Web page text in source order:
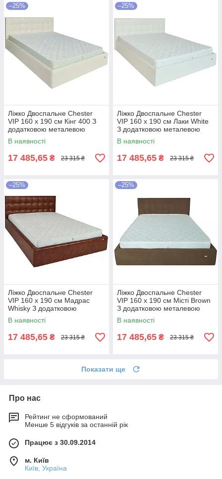
–25%
Ліжко Двоспальне Chester
VIP 160 х 190 см Кінг 400 З
додатковою металевою
цільнозварною рамою C1
Білий
В наявності
17 485,65 ₴ 23 315 ₴
–25%
Ліжко Двоспальне Chester
VIP 160 х 190 см Лаки White
З додатковою металевою
цільнозварною рамою Білий
В наявності
17 485,65 ₴ 23 315 ₴
–25%
Ліжко Двоспальне Chester
VIP 160 х 190 см Мадрас
Whisky З додатковою
металевою цільнозварною
рамою Коричневий
В наявності
17 485,65 ₴ 23 315 ₴
–25%
Ліжко Двоспальне Chester
VIP 160 х 190 см Місті Brown
З додатковою металевою
цільнозварною рамою
Коричневий
В наявності
17 485,65 ₴ 23 315 ₴
Показати ще
Про нас
Рейтинг не сформований
Менше 5 відгуків за останній рік
Працює з 30.09.2014
м. Київ
Київ, Україна